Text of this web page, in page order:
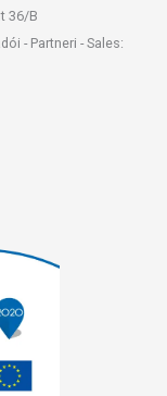
36/B
- Partneri - Sales: